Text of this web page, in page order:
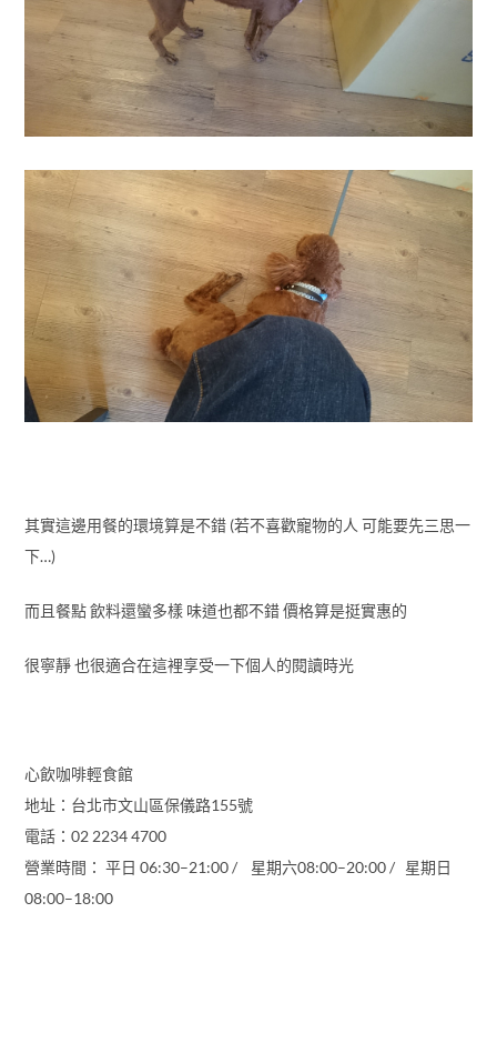
其實這邊用餐的環境算是不錯 (若不喜歡寵物的人 可能要先三思一
下…)
而且餐點 飲料還蠻多樣 味道也都不錯 價格算是挺實惠的
很寧靜 也很適合在這裡享受一下個人的閱讀時光
心飲咖啡輕食館
地址：台北市文山區保儀路155號
電話：02 2234 4700
營業時間： 平日 06:30–21:00 / 星期六08:00–20:00 / 星期日
08:00–18:00